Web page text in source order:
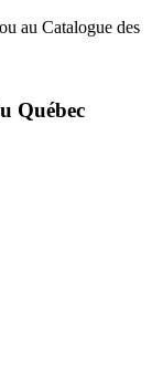
au Catalogue des
Québec